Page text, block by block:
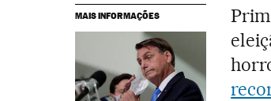
MAIS INFORMAÇÕES